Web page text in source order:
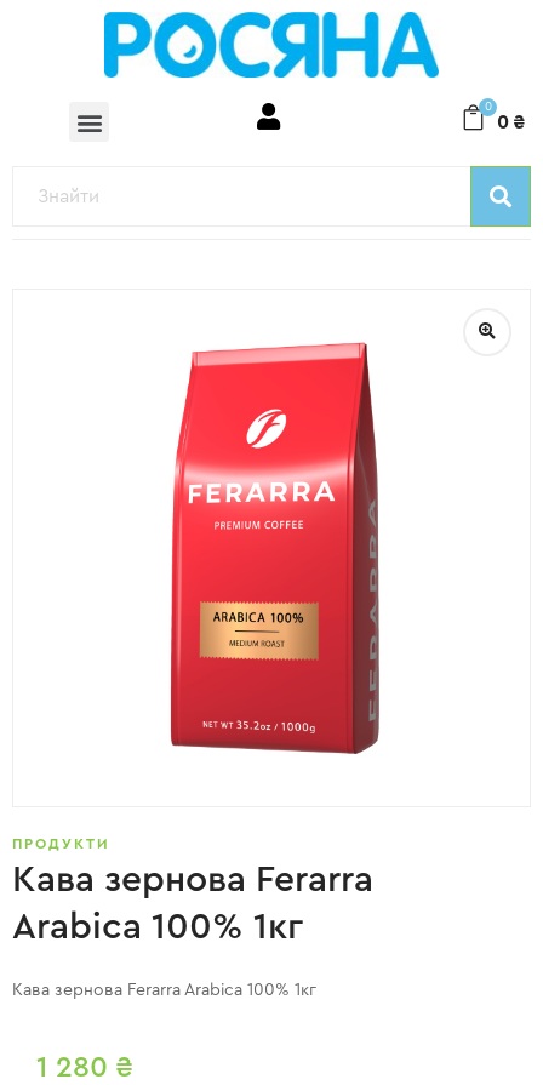
0
0 ₴
ПРОДУКТИ
Кава зернова Ferarra
Arabica 100% 1кг
Кава зернова Ferarra Arabica 100% 1кг
1 280 ₴